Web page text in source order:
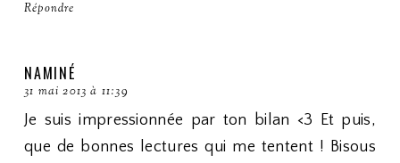
Répondre
NAMINÉ
31 mai 2013 à 11:39
Je suis impressionnée par ton bilan <3 Et puis,
que de bonnes lectures qui me tentent ! Bisous